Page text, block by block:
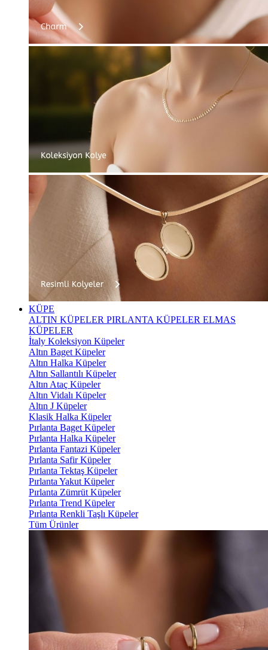
KÜPE
ALTIN KÜPELER PIRLANTA KÜPELER ELMAS
KÜPELER
İtaly Koleksiyon Küpeler
Altın Baget Küpeler
Altın Halka Küpeler
Altın Sallantılı Küpeler
Altın Ataç Küpeler
Altın Vidalı Küpeler
Altın J Küpeler
Klasik Halka Küpeler
Pırlanta Baget Küpeler
Pırlanta Halka Küpeler
Pırlanta Fantazi Küpeler
Pırlanta Safir Küpeler
Pırlanta Tektaş Küpeler
Pırlanta Yakut Küpeler
Pırlanta Zümrüt Küpeler
Pırlanta Trend Küpeler
Pırlanta Renkli Taşlı Küpeler
Tüm Ürünler